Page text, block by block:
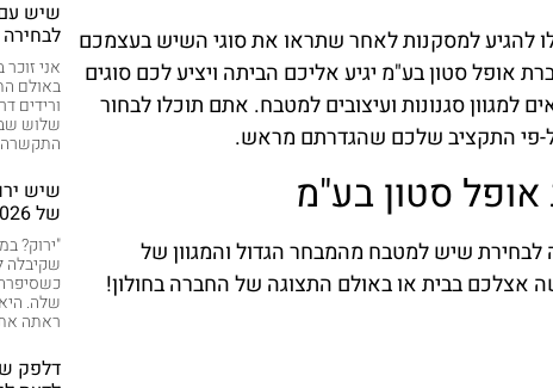
להגיע למסקנות לאחר שתראו את סוגי השיש בעצמכם
אופל סטון בע"מ יגיע אליכם הביתה ויציע לכם סוגים
סגנונות ועיצובים למטבח. אתם תוכלו לבחור
פי התקציב שלכם שהגדרתם מראש.
סטון בע"מ
שיש למטבח מהמבחר הגדול והמגוון של
אצלכם בבית או באולם התצוגה של החברה בחולון!
שיש
אני
באולם
ורידים
שלוש
התקשרה
שיש
של 2026
"ירוק?
שקיבלה
שלה.
ראתה את
דלפק